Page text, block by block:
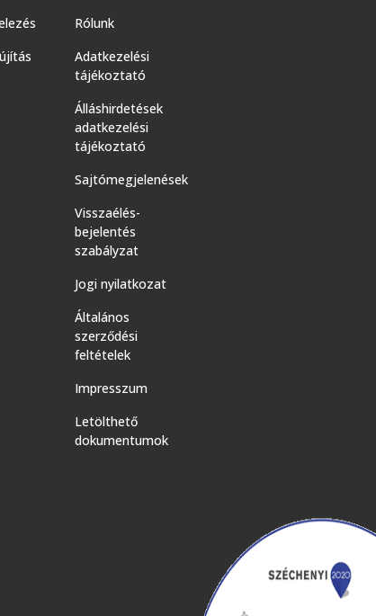
Rólunk
Adatkezelési
tájékoztató
Álláshirdetések
adatkezelési
tájékoztató
Sajtómegjelenések
Visszaélés-
bejelentés
szabályzat
Jogi nyilatkozat
Általános
szerződési
feltételek
Impresszum
Letölthető
dokumentumok